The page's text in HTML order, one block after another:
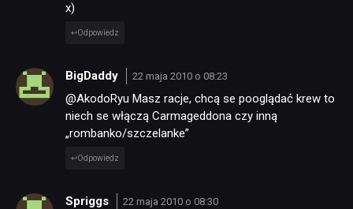
x)
Odpowiedz
BigDaddy 22 maja 2010 o 08:23
@AkodoRyu Masz racje, chcą se pooglądać krew to
niech se włączą Carmageddona czy inną
„rombanko/szczelanke”
Odpowiedz
Spriggs 22 maja 2010 o 08:30